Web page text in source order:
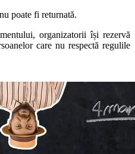
poate fi returnată.
organizatorii își rezervă
care nu respectă regulile